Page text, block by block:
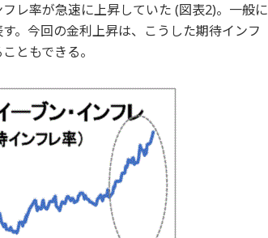
レ率が急速に上昇していた (図表2)。一般に
。今回の金利上昇は、こうした期待インフ
ともできる。